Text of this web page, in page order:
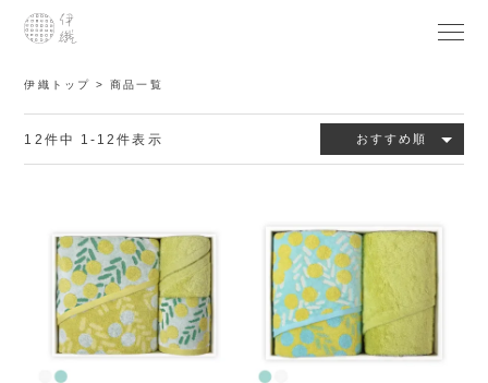
伊織トップ 商品一覧
おすすめ順
12 件中 1- 12件表示